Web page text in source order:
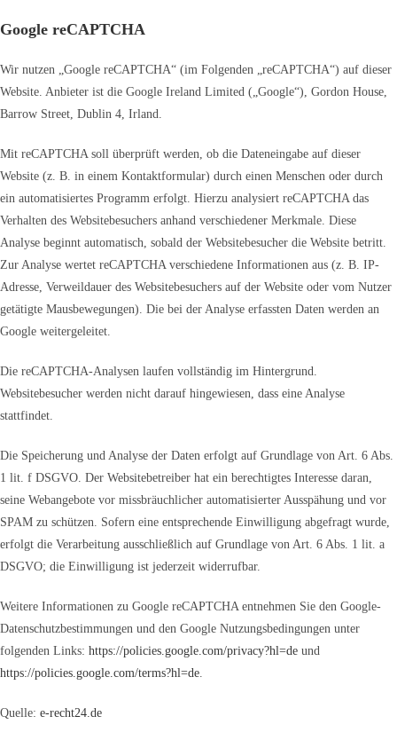
Google reCAPTCHA
Wir nutzen „Google reCAPTCHA“ (im Folgenden „reCAPTCHA“) auf dieser
Website. Anbieter ist die Google Ireland Limited („Google“), Gordon House,
Barrow Street, Dublin 4, Irland.
Mit reCAPTCHA soll überprüft werden, ob die Dateneingabe auf dieser
Website (z. B. in einem Kontaktformular) durch einen Menschen oder durch
ein automatisiertes Programm erfolgt. Hierzu analysiert reCAPTCHA das
Verhalten des Websitebesuchers anhand verschiedener Merkmale. Diese
Analyse beginnt automatisch, sobald der Websitebesucher die Website betritt.
Zur Analyse wertet reCAPTCHA verschiedene Informationen aus (z. B. IP-
Adresse, Verweildauer des Websitebesuchers auf der Website oder vom Nutzer
getätigte Mausbewegungen). Die bei der Analyse erfassten Daten werden an
Google weitergeleitet.
Die reCAPTCHA-Analysen laufen vollständig im Hintergrund.
Websitebesucher werden nicht darauf hingewiesen, dass eine Analyse
stattfindet.
Die Speicherung und Analyse der Daten erfolgt auf Grundlage von Art. 6 Abs.
1 lit. f DSGVO. Der Websitebetreiber hat ein berechtigtes Interesse daran,
seine Webangebote vor missbräuchlicher automatisierter Ausspähung und vor
SPAM zu schützen. Sofern eine entsprechende Einwilligung abgefragt wurde,
erfolgt die Verarbeitung ausschließlich auf Grundlage von Art. 6 Abs. 1 lit. a
DSGVO; die Einwilligung ist jederzeit widerrufbar.
Weitere Informationen zu Google reCAPTCHA entnehmen Sie den Google-
Datenschutzbestimmungen und den Google Nutzungsbedingungen unter
folgenden Links: https://policies.google.com/privacy?hl=de und
https://policies.google.com/terms?hl=de.
Quelle: e-recht24.de